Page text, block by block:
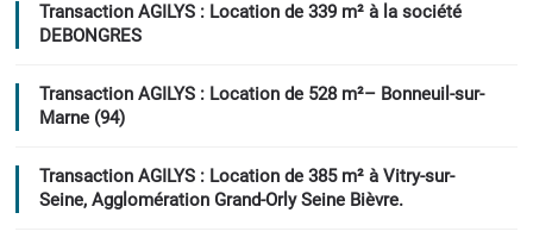
Transaction AGILYS : Location de 339 m² à la société
DEBONGRES
Transaction AGILYS : Location de 528 m²– Bonneuil-sur-
Marne (94)
Transaction AGILYS : Location de 385 m² à Vitry-sur-
Seine, Agglomération Grand-Orly Seine Bièvre.